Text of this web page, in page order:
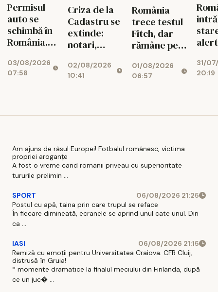
Permisul
auto se
schimbă în
România.
noi îi
așteaptă
intra în
03/08/2026
07:58
Criza de la
Cadastru se
extinde:
notari,
și bănci,
afectați de
02/08/2026
10:41
România
trece testul
Fitch, dar
rămâne pe
prăpastiei
financiare
01/08/2026
06:57
31/
20:19
Am ajuns de râsul Europei! Fotbalul românesc, victima
propriei aroganțe
A fost o vreme cand romanii priveau cu superioritate
tururile prelimin ...
SPORT
06/08/2026 21:25
Postul cu apă, taina prin care trupul se reface
În fiecare dimineată, ecranele se aprind unul cate unul. Din
ca ...
IASI
06/08/2026 21:15
Remiză cu emoții pentru Universitatea Craiova. CFR Cluij,
distrusă în Gruia!
* momente dramatice la finalul meciului din Finlanda, după
ce un juc� ...